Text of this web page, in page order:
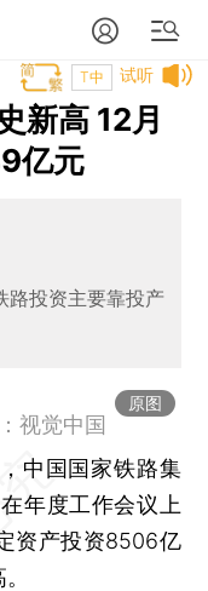
试听
T中
新高 12月
亿元
路投资主要靠投产
原图
视觉中国
中国国家铁路集
在年度工作会议上
资产投资8506亿